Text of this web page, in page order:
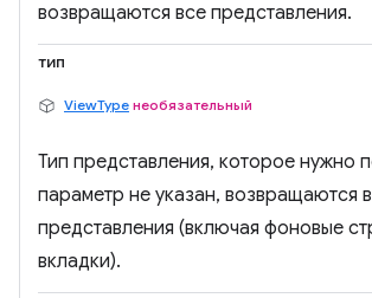
возвращаются все представления.
тип
ViewType необязательный
Тип представления, которое нужно
параметр не указан, возвращаются
представления (включая фоновые
вкладки).